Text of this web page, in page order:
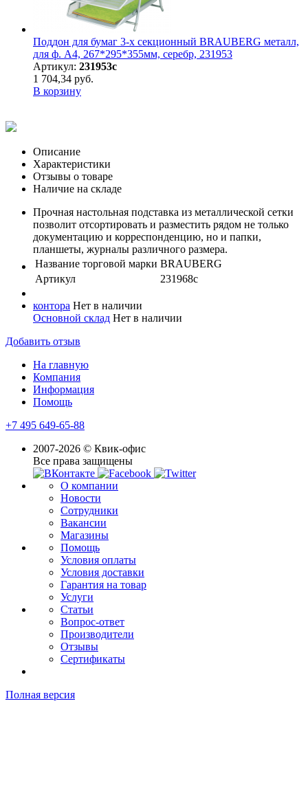
Поддон для бумаг 3-х секционный BRAUBERG металл,
для ф. А4, 267*295*355мм, серебр, 231953
Артикул: 231953с
1 704,34 руб.
В корзину
Описание
Характеристики
Отзывы о товаре
Наличие на складе
Прочная настольная подставка из металлической сетки
позволит отсортировать и разместить рядом не только
документацию и корреспонденцию, но и папки,
планшеты, журналы различного размера.
Название торговой марки BRAUBERG
Артикул
231968с
контора Нет в наличии
Основной склад Нет в наличии
Добавить отзыв
На главную
Компания
Информация
Помощь
+7 495 649-65-88
2007-2026 © Квик-офис
Все права защищены
О компании
Новости
Сотрудники
Вакансии
Магазины
Помощь
Условия оплаты
Условия доставки
Гарантия на товар
Услуги
Статьи
Вопрос-ответ
Производители
Отзывы
Сертификаты
Полная версия